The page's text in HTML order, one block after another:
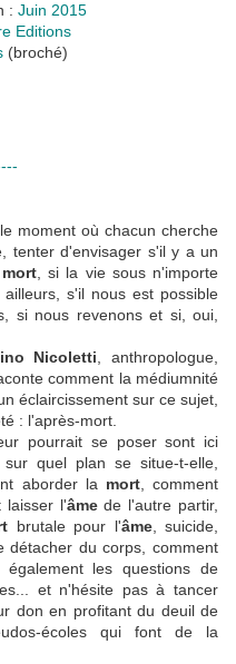
: Juin 2015
Editions
(broché)
moment où chacun cherche
tenter d'envisager s'il y a un
mort , si la vie sous n'importe
s'il nous est possible
si nous revenons et si, oui,
Nicoletti , anthropologue,
comment la médiumnité
éclaircissement sur ce sujet,
: l'après-mort.
pourrait se poser sont ici
, sur quel plan se situe-t-elle,
aborder la mort, comment
laisser l'âmede l'autre partir,
brutale pour l'âme, suicide,
détacher du corps, comment
les questions de
et n'hésite pas à tancer
don en profitant du deuil de
écoles qui font de la